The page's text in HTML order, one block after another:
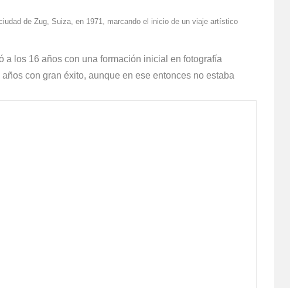
de Zug, Suiza, en 1971, marcando el inicio de un viaje artístico
a los 16 años con una formación inicial en fotografía
con gran éxito, aunque en ese entonces no estaba